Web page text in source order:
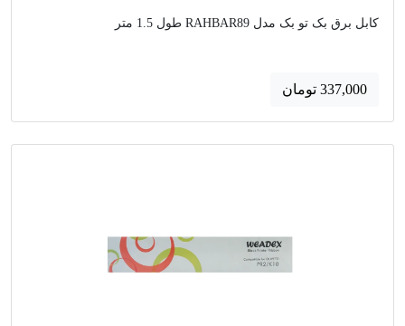
کابل برق بک تو بک مدل RAHBAR89 طول 1.5 متر
337,000 تومان